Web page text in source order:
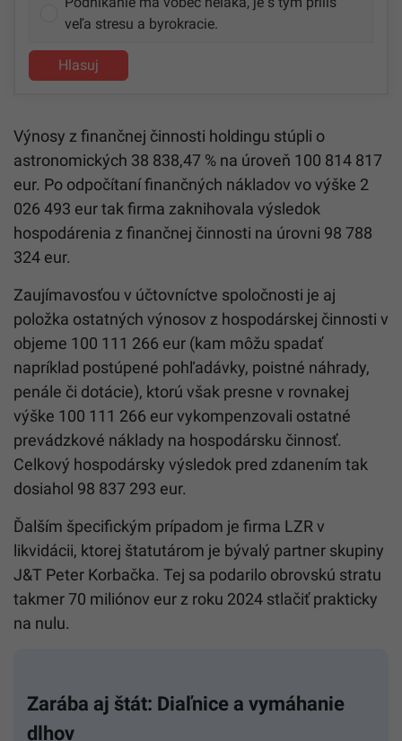
veľa stresu a byrokracie.
Hlasuj
Výnosy z finančnej činnosti holdingu stúpli o
astronomických 38 838,47 % na úroveň 100 814 817
eur. Po odpočítaní finančných nákladov vo výške 2
026 493 eur tak firma zaknihovala výsledok
hospodárenia z finančnej činnosti na úrovni 98 788
324 eur.
Zaujímavosťou v účtovníctve spoločnosti je aj
položka ostatných výnosov z hospodárskej činnosti v
objeme 100 111 266 eur (kam môžu spadať
napríklad postúpené pohľadávky, poistné náhrady,
penále či dotácie), ktorú však presne v rovnakej
výške 100 111 266 eur vykompenzovali ostatné
prevádzkové náklady na hospodársku činnosť.
Celkový hospodársky výsledok pred zdanením tak
dosiahol 98 837 293 eur.
Ďalším špecifickým prípadom je firma LZR v
likvidácii, ktorej štatutárom je bývalý partner skupiny
J&T Peter Korbačka. Tej sa podarilo obrovskú stratu
takmer 70 miliónov eur z roku 2024 stlačiť prakticky
na nulu.
Zarába aj štát: Diaľnice a vymáhanie
dlhov